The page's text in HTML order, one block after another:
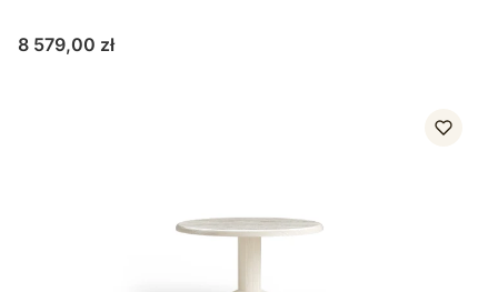
Cena
8 579,00 zł